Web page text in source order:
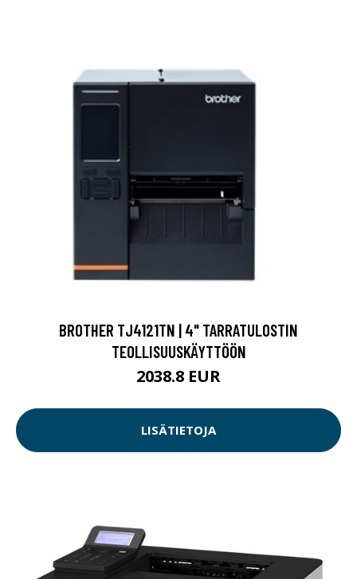
BROTHER TJ4121TN | 4" TARRATULOSTIN
TEOLLISUUSKÄYTTÖÖN
2038.8 EUR
LISÄTIETOJA